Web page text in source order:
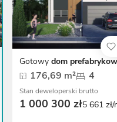
Gotowy dom
176,69 m² 4
Stan deweloperski brutto
1 000 300 zł5 661 zł/